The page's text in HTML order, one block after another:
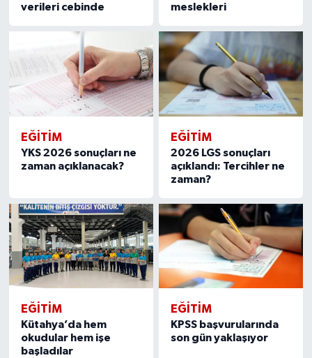
verileri cebinde
meslekleri
EĞITIM
YKS 2026 sonuçları ne
zaman açıklanacak?
EĞITIM
2026 LGS sonuçları
açıklandı: Tercihler ne
zaman?
EĞITIM
Kütahya’da hem
okudular hem işe
başladılar
EĞITIM
KPSS başvurularında
son gün yaklaşıyor